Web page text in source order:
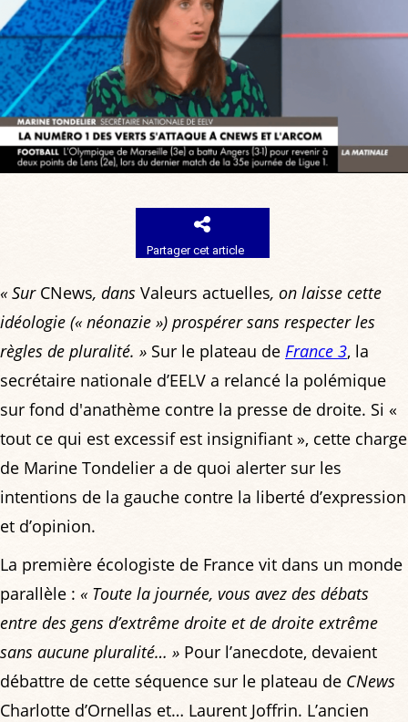
Partager cet article
« SurCNews, dans Valeurs actuelles, on laisse cette
idéologie (« néonazie ») prospérer sans respecter les
règles de pluralité. » Sur le plateau de France 3, la
secrétaire nationale d’EELV a relancé la polémique
sur fond d'anathème contre la presse de droite. Si «
tout ce qui est excessif est insignifiant », cette charge
de Marine Tondelier a de quoi alerter sur les
intentions de la gauche contre la liberté d’expression
et d’opinion.
La première écologiste de France vit dans un monde
parallèle : « Toute la journée, vous avez des débats
entre des gens d’extrême droite et de droite extrême
sans aucune pluralité… » Pour l’anecdote, devaient
débattre de cette séquence sur le plateau de CNews
Charlotte d’Ornellas et… Laurent Joffrin. L’ancien